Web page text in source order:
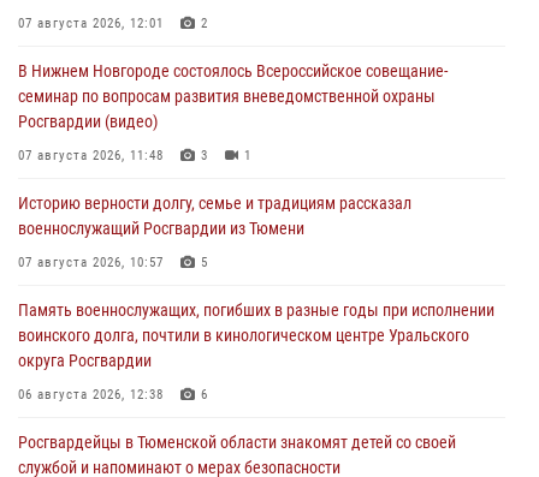
07 августа 2026, 12:01 2
В Нижнем Новгороде состоялось Всероссийское совещание-
семинар по вопросам развития вневедомственной охраны
Росгвардии (видео)
07 августа 2026, 11:48 3 1
Историю верности долгу, семье и традициям рассказал
военнослужащий Росгвардии из Тюмени
07 августа 2026, 10:57 5
Память военнослужащих, погибших в разные годы при исполнении
воинского долга, почтили в кинологическом центре Уральского
округа Росгвардии
06 августа 2026, 12:38 6
Росгвардейцы в Тюменской области знакомят детей со своей
службой и напоминают о мерах безопасности